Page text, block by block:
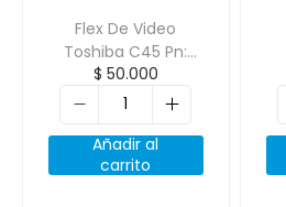
Flex De Video
Toshiba C45 Pn:
Dd0Mtclc020
$ 50.000
Añadir al
carrito